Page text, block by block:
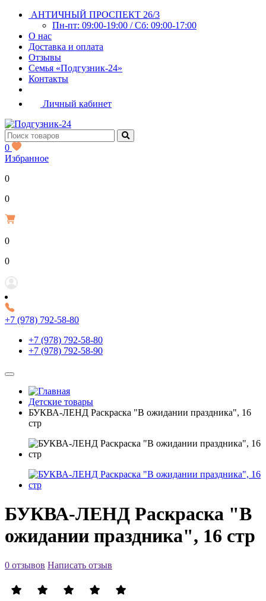
АНТИЧНЫЙ ПРОСПЕКТ 26/3
Пн-пт: 09:00-19:00 / Сб: 09:00-17:00
О нас
Доставка и оплата
Отзывы
Семья «Подгузник-24»
Контакты
Личный кабинет
0
Избранное
0
0Р
0
0Р
+7 (978) 792-58-80
+7 (978) 792-58-80
+7 (978) 792-58-90
Детские товары
БУКВА-ЛЕНД Раскраска "В ожидании праздника", 16
стр
БУКВА-ЛЕНД Раскраска "В
ожидании праздника", 16 стр
0 отзывов Написать отзыв